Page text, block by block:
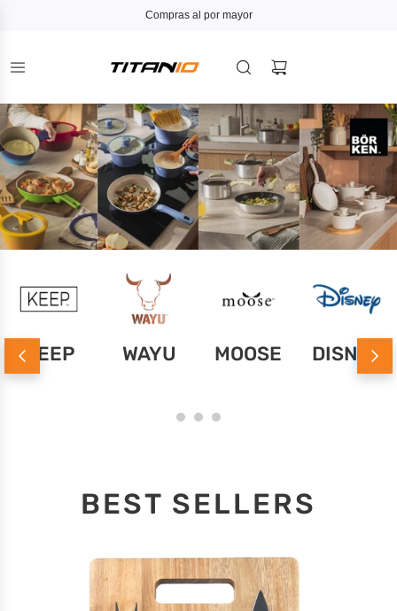
Compras al por mayor
KEEP WAYU MOOSE DISNEY
BEST SELLERS